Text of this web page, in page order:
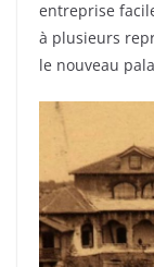
entreprise
à plusieurs
le nouveau